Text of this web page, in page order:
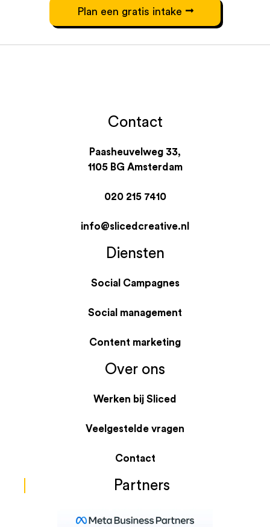
Plan een gratis intake
Contact
Paasheuvelweg 33,
1105 BG Amsterdam
020 215 7410
info@slicedcreative.nl
Diensten
Social Campagnes
Social management
Content marketing
Over ons
Werken bij Sliced
Veelgestelde vragen
Contact
Partners